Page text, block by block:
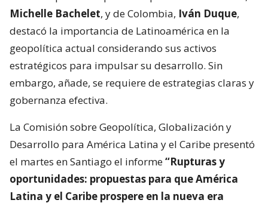
Michelle Bachelet, y de Colombia, Iván Duque,
destacó la importancia de Latinoamérica en la
geopolítica actual considerando sus activos
estratégicos para impulsar su desarrollo. Sin
embargo, añade, se requiere de estrategias claras y
gobernanza efectiva.
La Comisión sobre Geopolítica, Globalización y
Desarrollo para América Latina y el Caribe presentó
el martes en Santiago el informe“Rupturas y
oportunidades: propuestas para que América
Latina y el Caribe prospere en la nueva era